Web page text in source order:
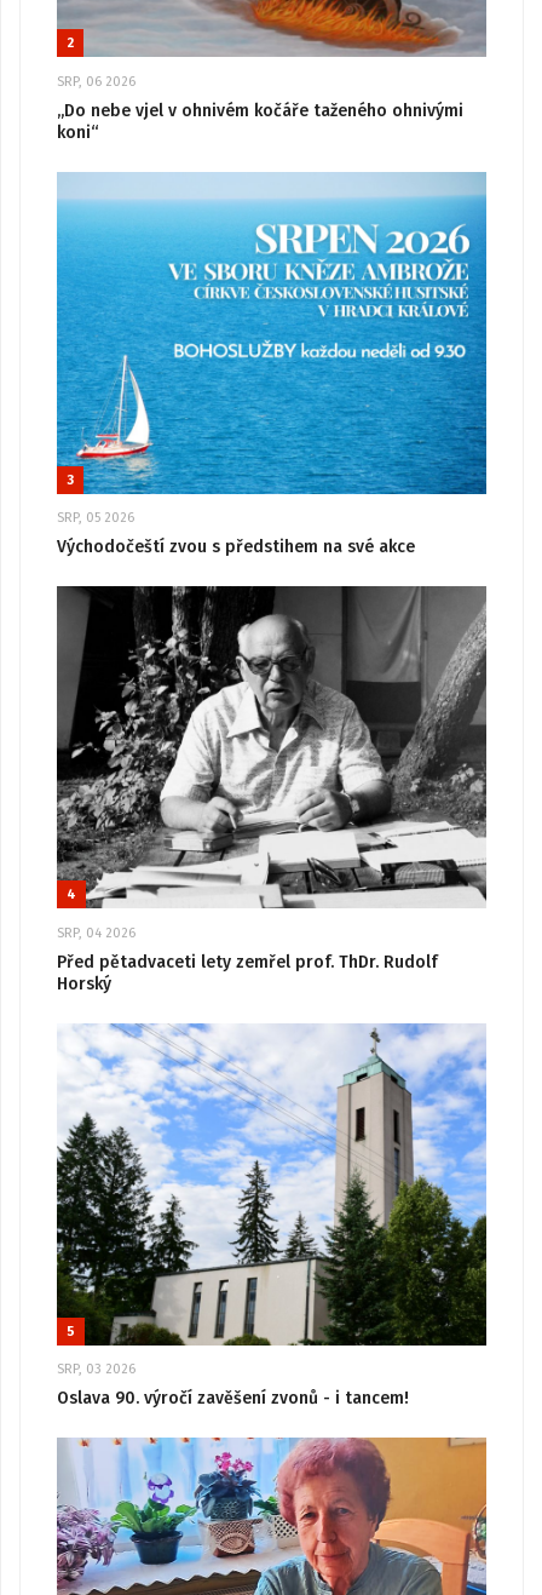
2
SRP, 06 2026
„Do nebe vjel v ohnivém kočáře taženého ohnivými
koni“
3
SRP, 05 2026
Východočeští zvou s předstihem na své akce
4
SRP, 04 2026
Před pětadvaceti lety zemřel prof. ThDr. Rudolf
Horský
5
SRP, 03 2026
Oslava 90. výročí zavěšení zvonů - i tancem!